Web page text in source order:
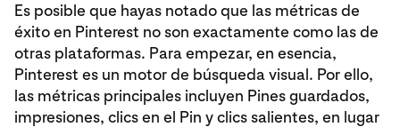
Es posible que hayas notado que las métricas de
éxito en Pinterest no son exactamente como las de
otras plataformas. Para empezar, en esencia,
Pinterest es un motor de búsqueda visual. Por ello,
las métricas principales incluyen Pines guardados,
impresiones, clics en el Pin y clics salientes, en lugar